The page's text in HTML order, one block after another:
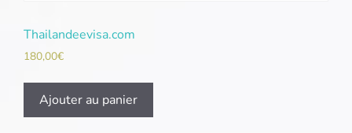
Thailandeevisa.com
180,00€
Ajouter au panier